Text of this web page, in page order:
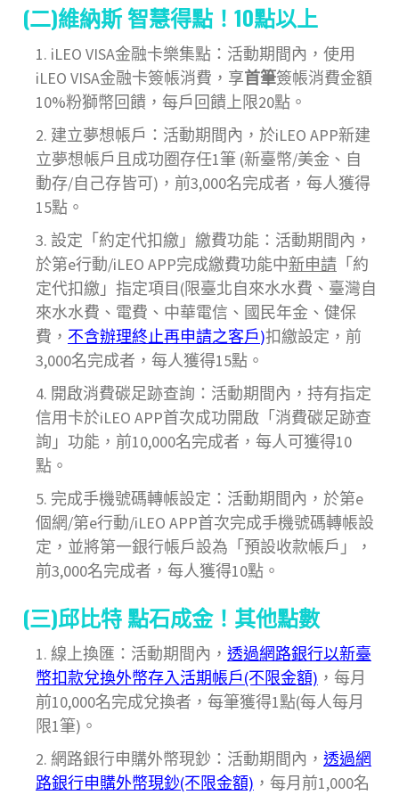
(二)維納斯 智慧得點！10點以上
iLEO VISA金融卡樂集點：活動期間內，使用
iLEO VISA金融卡簽帳消費，享首筆簽帳消費金額
10%粉獅幣回饋，每戶回饋上限20點。
建立夢想帳戶：活動期間內，於iLEO APP新建
立夢想帳戶且成功圈存任1筆 (新臺幣/美金、自
動存/自己存皆可)，前3,000名完成者，每人獲得
15點。
設定「約定代扣繳」繳費功能：活動期間內，
於第e行動/iLEO APP完成繳費功能中新申請 「約
定代扣繳」指定項目(限臺北自來水水費、臺灣自
來水水費、電費、中華電信、國民年金、健保
費， 不含辦理終止再申請之客戶)扣繳設定，前
3,000名完成者，每人獲得15點。
開啟消費碳足跡查詢：活動期間內，持有指定
信用卡於iLEO APP首次成功開啟「消費碳足跡查
詢」功能，前10,000名完成者，每人可獲得10
點。
完成手機號碼轉帳設定：活動期間內，於第e
個網/第e行動/iLEO APP首次完成手機號碼轉帳設
定，並將第一銀行帳戶設為「預設收款帳戶」，
前3,000名完成者，每人獲得10點。
(三)邱比特 點石成金！其他點數
線上換匯：活動期間內， 透過網路銀行以新臺
幣扣款兌換外幣存入活期帳戶(不限金額) ，每月
前10,000名完成兌換者，每筆獲得1點(每人每月
限1筆)。
網路銀行申購外幣現鈔：活動期間內， 透過網
路銀行申購外幣現鈔(不限金額) ，每月前1,000名